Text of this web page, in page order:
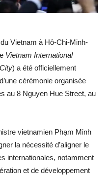
Vietnam à Hô-Chi-Minh-
Vietnam International
) a été officiellement
cérémonie organisée
au 8 Nguyen Hue Street, au
vietnamien Phạm Minh
la nécessité d’aligner le
internationales, notamment
et de développement